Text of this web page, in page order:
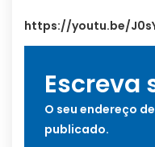
https://youtu.be/
Escreva
O seu endereço
publicado.